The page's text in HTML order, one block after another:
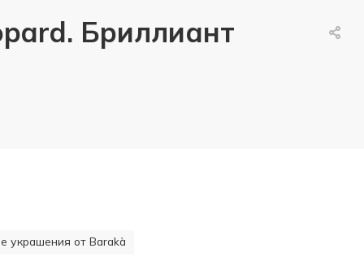
Бриллиант
украшения от Barakà